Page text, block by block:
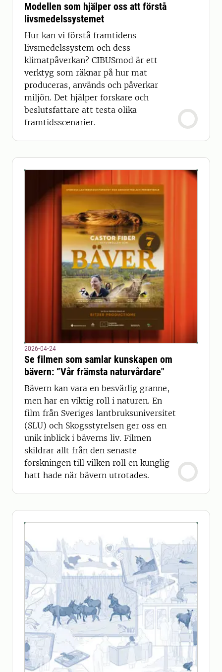
Modellen som hjälper oss att förstå
livsmedelssystemet
Hur kan vi förstå framtidens
livsmedelssystem och dess
klimatpåverkan? CIBUSmod är ett
verktyg som räknar på hur mat
produceras, används och påverkar
miljön. Det hjälper forskare och
beslutsfattare att testa olika
framtidsscenarier.
2026-04-24
Se filmen som samlar kunskapen om
bävern: ”Vår främsta naturvårdare"
Bävern kan vara en besvärlig granne,
men har en viktig roll i naturen. En
film från Sveriges lantbruksuniversitet
(SLU) och Skogsstyrelsen ger oss en
unik inblick i bäverns liv. Filmen
skildrar allt från den senaste
forskningen till vilken roll en kunglig
hatt hade när bävern utrotades.